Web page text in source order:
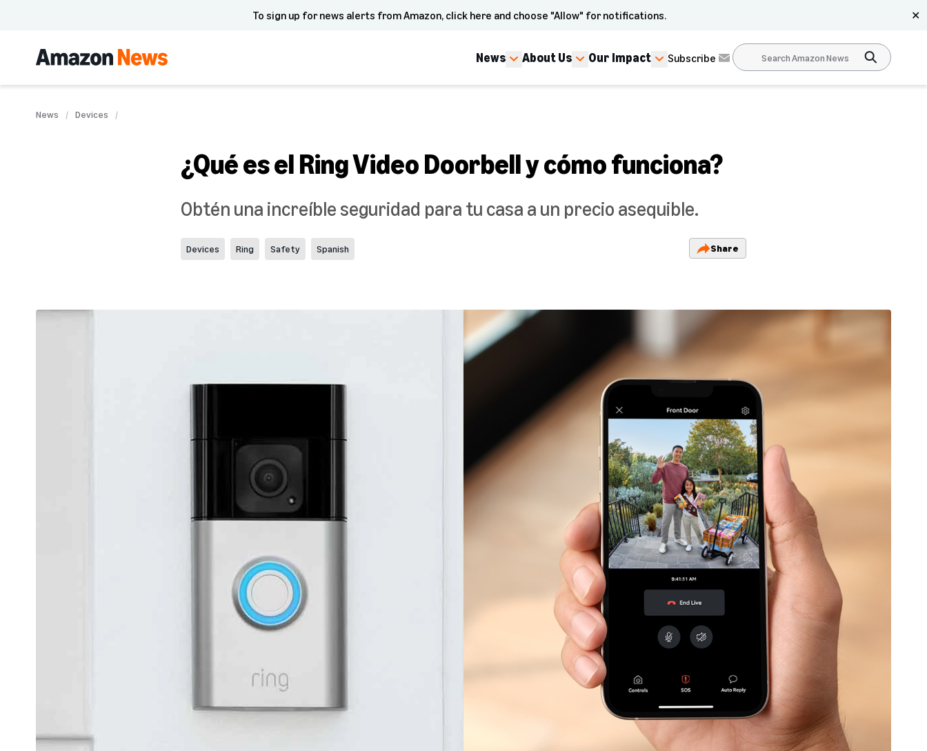
To sign up for news alerts from Amazon, click here and choose "Allow" for notifications. ✕
News About Us Our Impact Subscribe
News Devices
¿Qué es el Ring Video Doorbell y cómo funciona?
Obtén una increíble seguridad para tu casa a un precio asequible.
Devices Ring Safety Spanish Share